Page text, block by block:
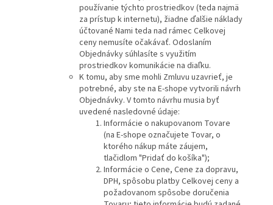
používanie týchto prostriedkov (teda najmä
za prístup k internetu), žiadne ďalšie náklady
účtované Nami teda nad rámec Celkovej
ceny nemusíte očakávať. Odoslaním
Objednávky súhlasíte s využitím
prostriedkov komunikácie na diaľku.
K tomu, aby sme mohli Zmluvu uzavrieť, je
potrebné, aby ste na E-shope vytvorili návrh
Objednávky. V tomto návrhu musia byť
uvedené nasledovné údaje:
Informácie o nakupovanom Tovare
(na E-shope označujete Tovar, o
ktorého nákup máte záujem,
tlačidlom "Pridať do košíka");
Informácie o Cene, Cene za dopravu,
DPH, spôsobu platby Celkovej ceny a
požadovanom spôsobe doručenia